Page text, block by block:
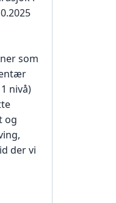
som
nivå)
og
der vi